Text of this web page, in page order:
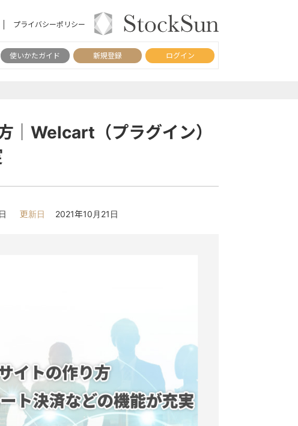
プライバシーポリシー
使いかたガイド 新規登録 ログイン
｜Welcart（プラグイン）
更新日 2021年10月21日